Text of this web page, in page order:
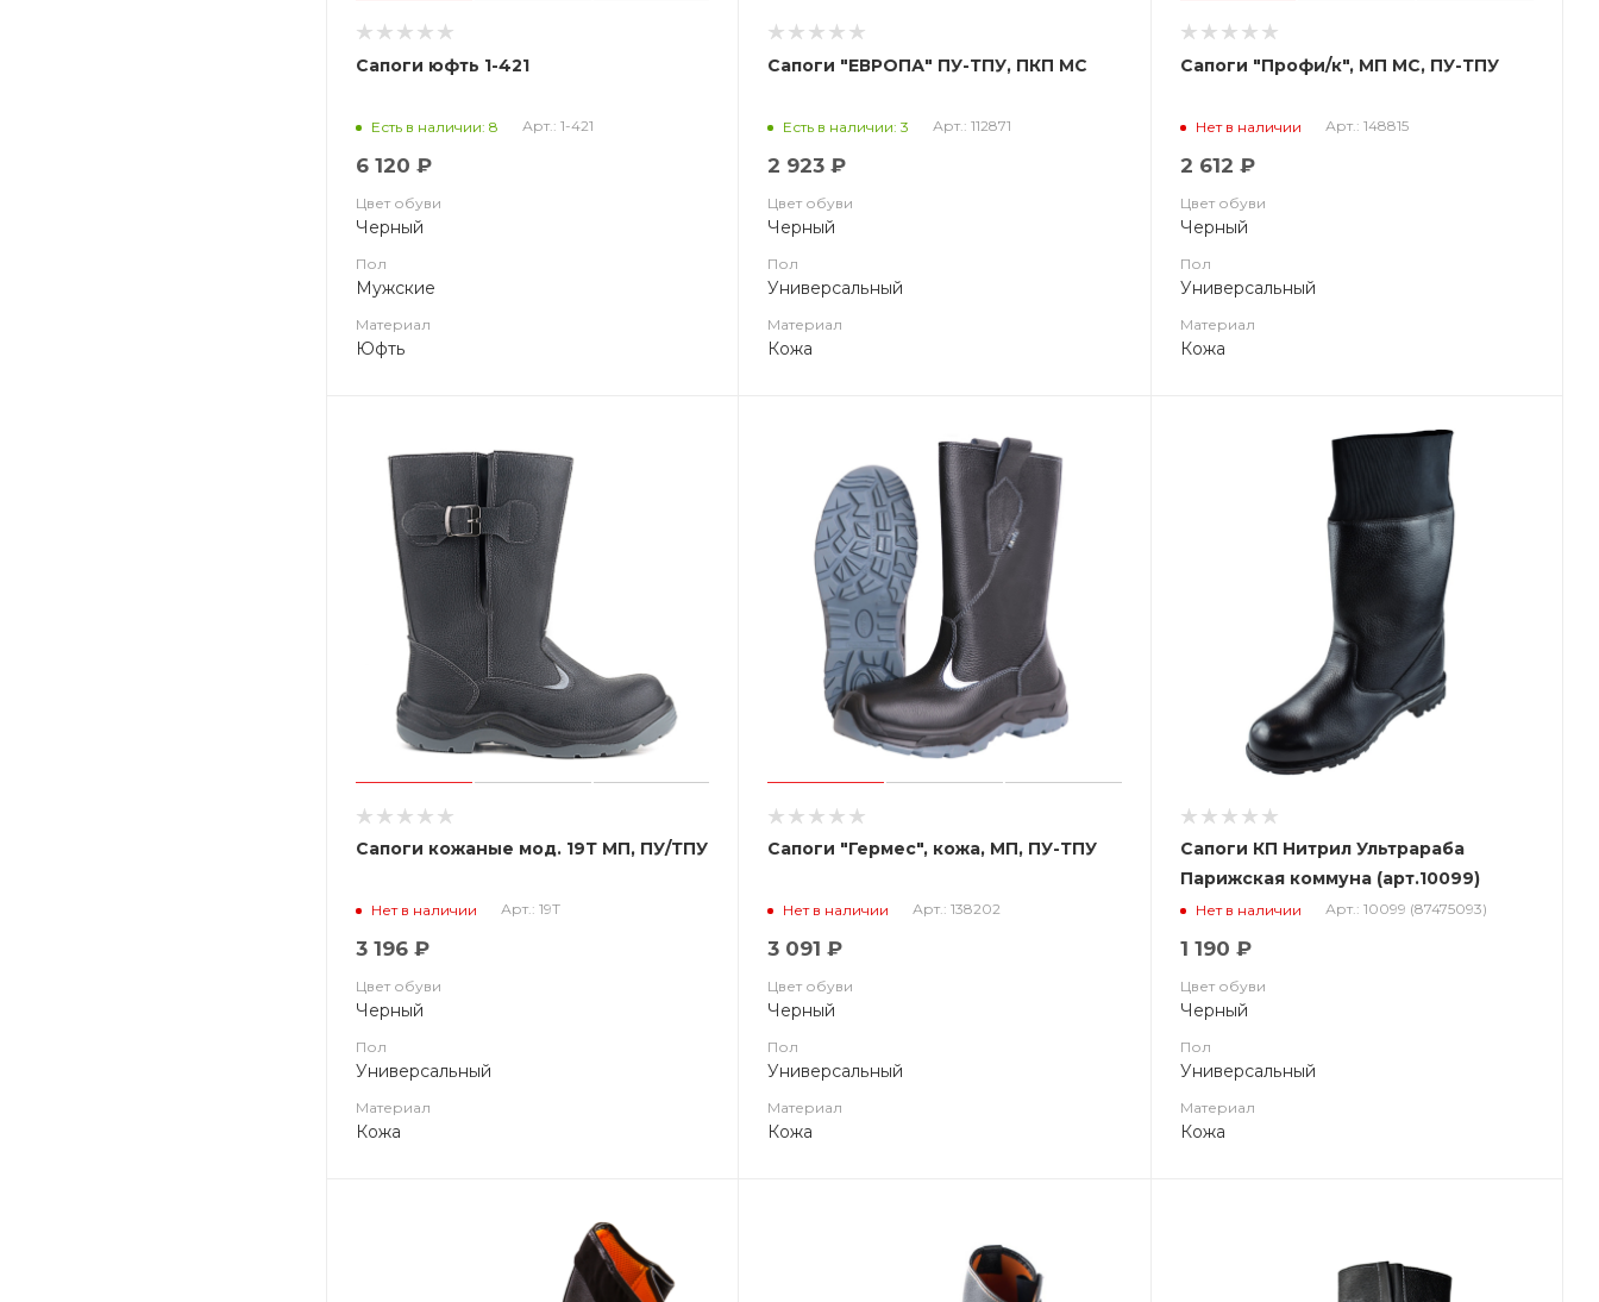
Сапоги юфть 1-421
Есть в наличии: 8 Арт.: 1-421
6 120 ₽
Цвет обуви
Черный
Пол
Мужские
Материал
Юфть
Сапоги "ЕВРОПА" ПУ-ТПУ, ПКП МС
Есть в наличии: 3 Арт.: 112871
2 923 ₽
Цвет обуви
Черный
Пол
Универсальный
Материал
Кожа
Сапоги "Профи/к", МП МС, ПУ-ТПУ
Нет в наличии Арт.: 148815
2 612 ₽
Цвет обуви
Черный
Пол
Универсальный
Материал
Кожа
Сапоги кожаные мод. 19Т МП, ПУ/ТПУ
Нет в наличии Арт.: 19Т
3 196 ₽
Цвет обуви
Черный
Пол
Универсальный
Материал
Кожа
Сапоги "Гермес", кожа, МП, ПУ-ТПУ
Нет в наличии Арт.: 138202
3 091 ₽
Цвет обуви
Черный
Пол
Универсальный
Материал
Кожа
Сапоги КП Нитрил Ультрараба
Парижская коммуна (арт.10099)
Парижская Коммуна
Нет в наличии Арт.: 10099 (87475093)
1 190 ₽
Цвет обуви
Черный
Пол
Универсальный
Материал
Кожа